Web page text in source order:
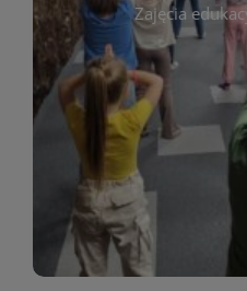
Zajęcia
Dla
To miejsce stworzone
czytelnikach i ich
informacje o zajęciach
plastycznych i
dzieci. Biblioteka